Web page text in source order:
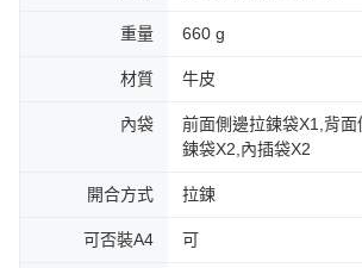
重量 660 g
材質 牛皮
內袋
前面側邊拉鍊袋X1,背
鍊袋X2,內插袋X2
開合方式 拉鍊
可否裝A4 可